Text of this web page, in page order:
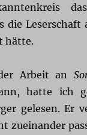
die Leserschaft
hätte.
Arbeit an
hatte ich
gelesen. Er
zueinander